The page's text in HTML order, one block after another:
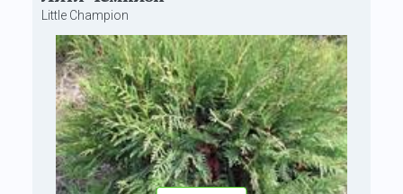
Little Champion